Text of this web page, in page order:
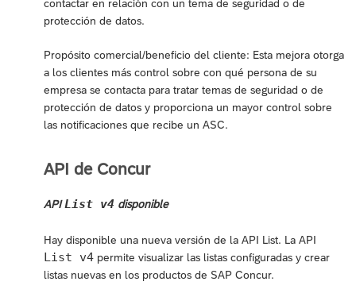
contactar en relación con un tema de seguridad o de
protección de datos.
Propósito comercial/beneficio del cliente: Esta mejora otorga
a los clientes más control sobre con qué persona de su
empresa se contacta para tratar temas de seguridad o de
protección de datos y proporciona un mayor control sobre
las notificaciones que recibe un ASC.
API de Concur
APIList v4 disponible
Hay disponible una nueva versión de la API List. La API
List v4 permite visualizar las listas configuradas y crear
listas nuevas en los productos de SAP Concur.